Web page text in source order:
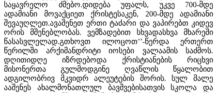
საყავრელო ძმებო.დიდება უფალს, უკვე 700-მდე
ადამიანი მოვაქციეთ ქრისტესაკენ, 200-მდე ადამიანი
შევაუღლეთ.ავაშენეთ ერთი ტაძარი და ვაპირებთ კიდევ
ორის მშენებლობას. ვემზადებით სხვადასხვა მხარეში
წასასვლელად.გთხოვთ ილოცოთ’’-წერდა ერთერთ
წერილში არქიმანდრიტი იოსები ვალაამის საძმოს.
დღითიდღე იზრდებოდა ქრისტიანების რიცხვი
მისონერთა გულმოდგინე ღვაწლის წყალობით
ადგილობრივ მკვიდრ ალეუტების შორის. სულ მალე
ააშენეს ახალმონათლულ ბავშვებისათვის სკოლა და